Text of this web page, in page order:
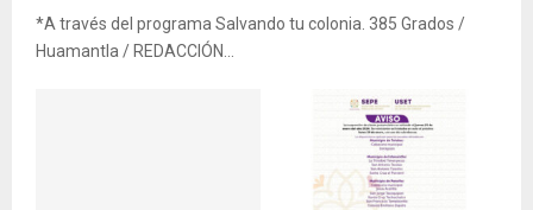
*A través del programa Salvando tu colonia. 385 Grados /
Huamantla / REDACCIÓN...